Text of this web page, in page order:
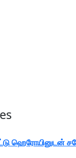
ஹெரோயினுடன்